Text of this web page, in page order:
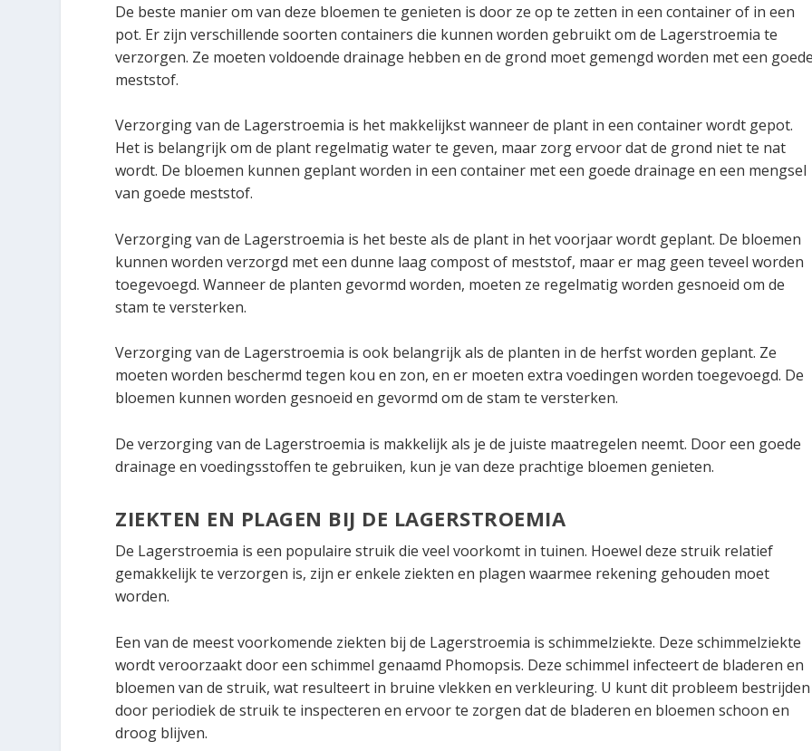
De beste manier om van deze bloemen te genieten is door ze op te zetten in een container of in een
pot. Er zijn verschillende soorten containers die kunnen worden gebruikt om de Lagerstroemia te
verzorgen. Ze moeten voldoende drainage hebben en de grond moet gemengd worden met een
meststof.
Verzorging van de Lagerstroemia is het makkelijkst wanneer de plant in een container wordt gepot.
Het is belangrijk om de plant regelmatig water te geven, maar zorg ervoor dat de grond niet te nat
wordt. De bloemen kunnen geplant worden in een container met een goede drainage en een mengsel
van goede meststof.
Verzorging van de Lagerstroemia is het beste als de plant in het voorjaar wordt geplant. De bloemen
kunnen worden verzorgd met een dunne laag compost of meststof, maar er mag geen teveel worden
toegevoegd. Wanneer de planten gevormd worden, moeten ze regelmatig worden gesnoeid om de
stam te versterken.
Verzorging van de Lagerstroemia is ook belangrijk als de planten in de herfst worden geplant. Ze
moeten worden beschermd tegen kou en zon, en er moeten extra voedingen worden toegevoegd. De
bloemen kunnen worden gesnoeid en gevormd om de stam te versterken.
De verzorging van de Lagerstroemia is makkelijk als je de juiste maatregelen neemt. Door een goede
drainage en voedingsstoffen te gebruiken, kun je van deze prachtige bloemen genieten.
ZIEKTEN EN PLAGEN BIJ DE LAGERSTROEMIA
De Lagerstroemia is een populaire struik die veel voorkomt in tuinen. Hoewel deze struik relatief
gemakkelijk te verzorgen is, zijn er enkele ziekten en plagen waarmee rekening gehouden moet
worden.
Een van de meest voorkomende ziekten bij de Lagerstroemia is schimmelziekte. Deze schimmelziekte
wordt veroorzaakt door een schimmel genaamd Phomopsis. Deze schimmel infecteert de bladeren en
bloemen van de struik, wat resulteert in bruine vlekken en verkleuring. U kunt dit probleem bestrijden
door periodiek de struik te inspecteren en ervoor te zorgen dat de bladeren en bloemen schoon en
droog blijven.